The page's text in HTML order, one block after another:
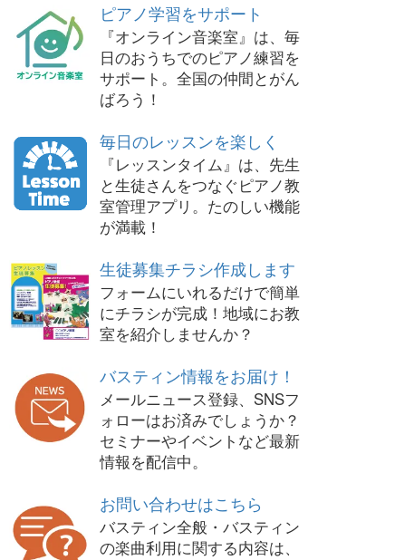
ピアノ学習をサポート
『オンライン音楽室』は、毎
日のおうちでのピアノ練習を
サポート。全国の仲間とがん
ばろう！
毎日のレッスンを楽しく
『レッスンタイム』は、先生
と生徒さんをつなぐピアノ教
室管理アプリ。たのしい機能
が満載！
生徒募集チラシ作成します
フォームにいれるだけで簡単
にチラシが完成！地域にお教
室を紹介しませんか？
バスティン情報をお届け！
メールニュース登録、SNSフ
ォローはお済みでしょうか？
セミナーやイベントなど最新
情報を配信中。
お問い合わせはこちら
バスティン全般・バスティン
の楽曲利用に関する内容は、